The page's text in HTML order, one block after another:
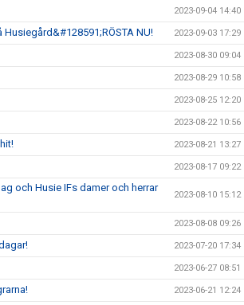
2023-09-04 14:40
NU! 2023-09-03 17:29
2023-08-30 09:04
2023-08-29 10:58
2023-08-25 12:20
2023-08-22 10:56
2023-08-21 13:27
2023-08-17 09:22
och Husie IFs damer och herrar
2023-08-10 15:12
2023-08-08 09:26
2023-07-20 17:34
2023-06-27 08:51
2023-06-21 12:24